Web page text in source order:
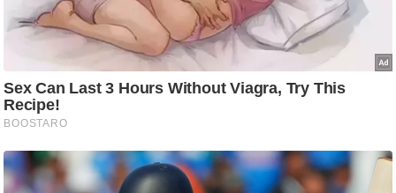
स्थ
ल
ट
ने
स
मं
त्रा